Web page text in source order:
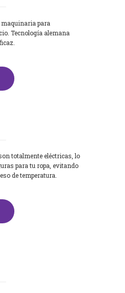
para
Tecnología alemana
totalmente eléctricas, lo
para tu ropa, evitando
de temperatura.